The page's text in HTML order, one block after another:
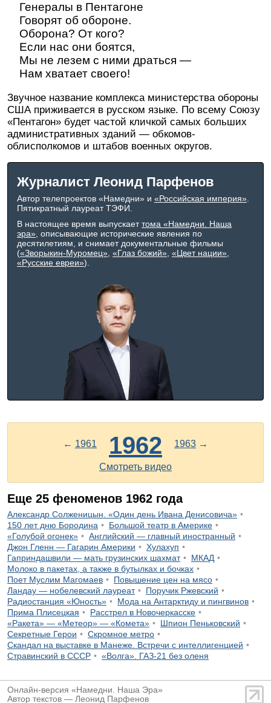
Генералы в Пентагоне
Говорят об обороне.
Оборона? От кого?
Если нас они боятся,
Мы не лезем с ними драться —
Нам хватает своего!
Звучное название комплекса министерства обороны
США приживается в русском языке. По всему Союзу
«Пентагон» будет частой кличкой самых больших
административных зданий — обкомов-
облисполкомов и штабов военных округов.
Журналист Леонид Парфенов
Автор телепроектов «Намедни» и «Российская империя»
Пятикратный лауреат ТЭФИ.
В настоящее время выпускает тома «Намедни. Наша
эра» , описывающие исторические явления по
десятилетиям, и снимает документальные фильмы
(«Зворыкин-Муромец» «Глаз божий» «Цвет нации»
«Русские евреи»).
← 1961 1962 1963 →
Смотреть видео
Еще 25 феноменов 1962 года
Александр Солженицын. «Один день Ивана Денисовича»
150 лет дню Бородина
Большой театр в Америке
«Голубой огонек»
Английский — главный иностранный
Джон Гленн — Гагарин Америки
Хулахуп
Гаприндашвили — мать грузинских шахмат
МКАД
Молоко в пакетах, а также в бутылках и бочках
Поет Муслим Магомаев
Повышение цен на мясо
Ландау — нобелевский лауреат
Поручик Ржевский
Радиостанция «Юность»
Мода на Антарктиду и пингвинов
Прима Плисецкая
Расстрел в Новочеркасске
«Ракета» — «Метеор» — «Комета»
Шпион Пеньковский
Секретные Герои
Скромное метро
Скандал на выставке в Манеже. Встречи с интеллигенцией
Стравинский в СССР
«Волга». ГАЗ-21 без оленя
Онлайн-версия «Намедни. Наша Эра»
Автор текстов — Леонид Парфенов